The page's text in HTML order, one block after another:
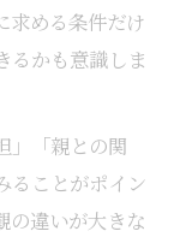
求める条件だけ
るかも意識しま
」「親との関
ることがポイン
の違いが大きな